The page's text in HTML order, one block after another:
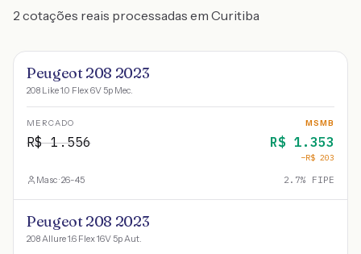
2 cotações reais processadas em Curitiba
Peugeot 208 2023
208 Like 1.0 Flex 6V 5p Mec.
MERCADO
R$1.556
MSMB
R$ 1.353
−R$ 203
Masc · 26-45 2.7% FIPE
Peugeot 208 2023
208 Allure 1.6 Flex 16V 5p Aut.